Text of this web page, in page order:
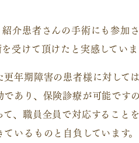
介患者さんの手術にも参加
受けて頂けたと実感していま
年期障害の患者様に対し
あり、保険診療が可能です
、職員全員で対応すること
いるものと自負しています